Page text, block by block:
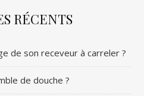
RÉCENTS
de son receveur à carreler ?
de douche ?